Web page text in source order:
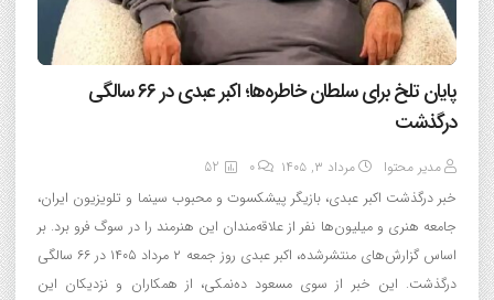
پایان تلخ برای سلطان خاطره‌ها؛ اکبر عبدی در ۶۶ سالگی
درگذشت
مدیر محتوا مرداد ۳, ۱۴۰۵ 0
52
خبر درگذشت اکبر عبدی، بازیگر پیشکسوت و محبوب سینما و تلویزیون ایران،
جامعه هنری و میلیون‌ها نفر از علاقه‌مندان این هنرمند را در سوگ فرو برد. بر
اساس گزارش‌های منتشرشده، اکبر عبدی روز جمعه ۲ مرداد ۱۴۰۵ در ۶۶ سالگی
درگذشت. این خبر از سوی مسعود ده‌نمکی، از همکاران و نزدیکان این